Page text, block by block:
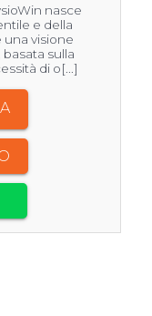
nasce
e della
una visione
sulla
di o[...]